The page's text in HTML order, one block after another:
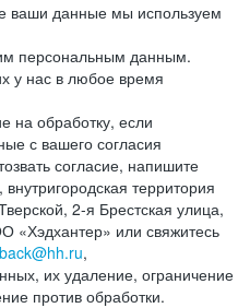
ваши данные мы используем
персональным данным.
у нас в любое время
на обработку, если
с вашего согласия
согласие, напишите
территория
2-я Брестская улица,
или свяжитесь
,
их удаление, ограничение
против обработки.